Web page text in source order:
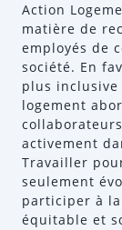
Action
matière de
employés de
société. En
plus inclusive
logement
activement
Travailler
seulement
participer à
équitable et